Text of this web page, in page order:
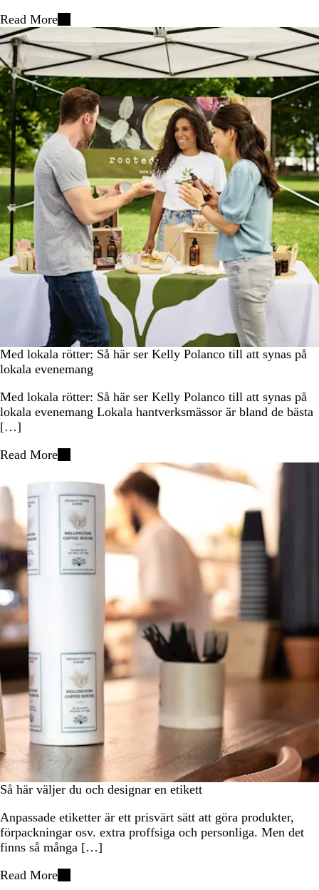
Read More
Med lokala rötter: Så här ser Kelly Polanco till att synas på
lokala evenemang
Med lokala rötter: Så här ser Kelly Polanco till att synas på
lokala evenemang Lokala hantverksmässor är bland de bästa
[…]
Read More
Så här väljer du och designar en etikett
Anpassade etiketter är ett prisvärt sätt att göra produkter,
förpackningar osv. extra proffsiga och personliga. Men det
finns så många […]
Read More